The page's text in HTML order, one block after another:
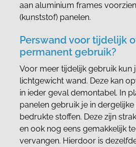
aan aluminium frames
(kunststof) panelen.
Perswand voor tijdelijk
permanent gebruik?
Voor meer tijdelijk gebruik kun
lichtgewicht wand. Deze kan
in ieder geval demontabel. In
panelen gebruik je in
bedrukte stoffen. Deze zijn
en ook nog eens gemakkelijk
vervangen. Hierdoor is